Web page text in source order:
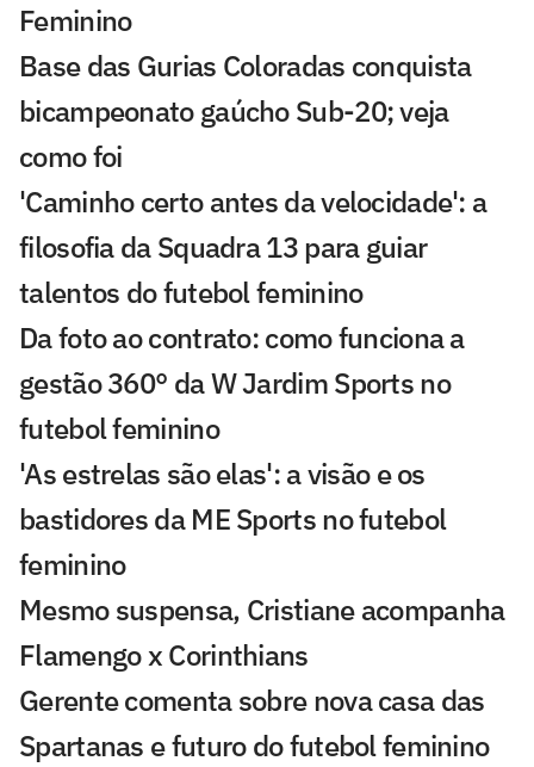
Feminino
Base das Gurias Coloradas conquista
bicampeonato gaúcho Sub-20; veja
como foi
'Caminho certo antes da velocidade': a
filosofia da Squadra 13 para guiar
talentos do futebol feminino
Da foto ao contrato: como funciona a
gestão 360° da W Jardim Sports no
futebol feminino
'As estrelas são elas': a visão e os
bastidores da ME Sports no futebol
feminino
Mesmo suspensa, Cristiane acompanha
Flamengo x Corinthians
Gerente comenta sobre nova casa das
Spartanas e futuro do futebol feminino